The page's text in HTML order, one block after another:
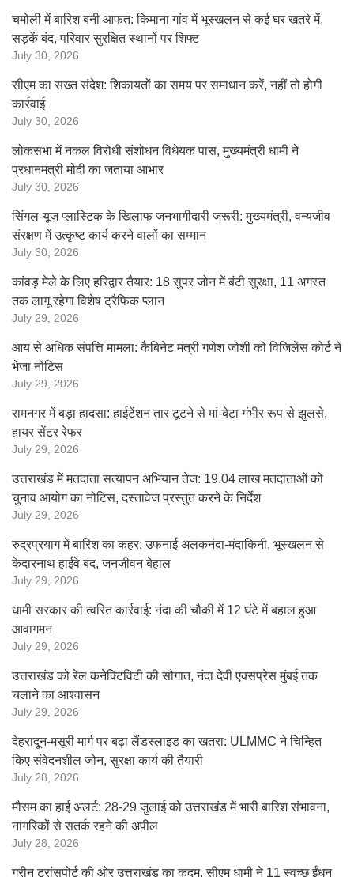
चमोली में बारिश बनी आफत: किमाना गांव में भूस्खलन से कई घर खतरे में,
सड़कें बंद, परिवार सुरक्षित स्थानों पर शिफ्ट
July 30, 2026
सीएम का सख्त संदेश: शिकायतों का समय पर समाधान करें, नहीं तो होगी
कार्रवाई
July 30, 2026
लोकसभा में नकल विरोधी संशोधन विधेयक पास, मुख्यमंत्री धामी ने
प्रधानमंत्री मोदी का जताया आभार
July 30, 2026
सिंगल-यूज़ प्लास्टिक के खिलाफ जनभागीदारी जरूरी: मुख्यमंत्री, वन्यजीव
संरक्षण में उत्कृष्ट कार्य करने वालों का सम्मान
July 30, 2026
कांवड़ मेले के लिए हरिद्वार तैयार: 18 सुपर जोन में बंटी सुरक्षा, 11 अगस्त
तक लागू रहेगा विशेष ट्रैफिक प्लान
July 29, 2026
आय से अधिक संपत्ति मामला: कैबिनेट मंत्री गणेश जोशी को विजिलेंस कोर्ट ने
भेजा नोटिस
July 29, 2026
रामनगर में बड़ा हादसा: हाईटेंशन तार टूटने से मां-बेटा गंभीर रूप से झुलसे,
हायर सेंटर रेफर
July 29, 2026
उत्तराखंड में मतदाता सत्यापन अभियान तेज: 19.04 लाख मतदाताओं को
चुनाव आयोग का नोटिस, दस्तावेज प्रस्तुत करने के निर्देश
July 29, 2026
रुद्रप्रयाग में बारिश का कहर: उफनाई अलकनंदा-मंदाकिनी, भूस्खलन से
केदारनाथ हाईवे बंद, जनजीवन बेहाल
July 29, 2026
धामी सरकार की त्वरित कार्रवाई: नंदा की चौकी में 12 घंटे में बहाल हुआ
आवागमन
July 29, 2026
उत्तराखंड को रेल कनेक्टिविटी की सौगात, नंदा देवी एक्सप्रेस मुंबई तक
चलाने का आश्वासन
July 29, 2026
देहरादून-मसूरी मार्ग पर बढ़ा लैंडस्लाइड का खतरा: ULMMC ने चिन्हित
किए संवेदनशील जोन, सुरक्षा कार्य की तैयारी
July 28, 2026
मौसम का हाई अलर्ट: 28-29 जुलाई को उत्तराखंड में भारी बारिश संभावना,
नागरिकों से सतर्क रहने की अपील
July 28, 2026
ग्रीन ट्रांसपोर्ट की ओर उत्तराखंड का कदम, सीएम धामी ने 11 स्वच्छ ईंधन